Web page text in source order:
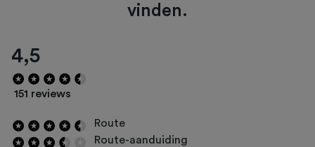
vinden.
4,5
151 reviews
Route
Route-aanduiding